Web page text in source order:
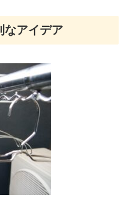
なアイデア